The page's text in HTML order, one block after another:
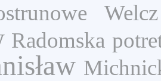
Radomska